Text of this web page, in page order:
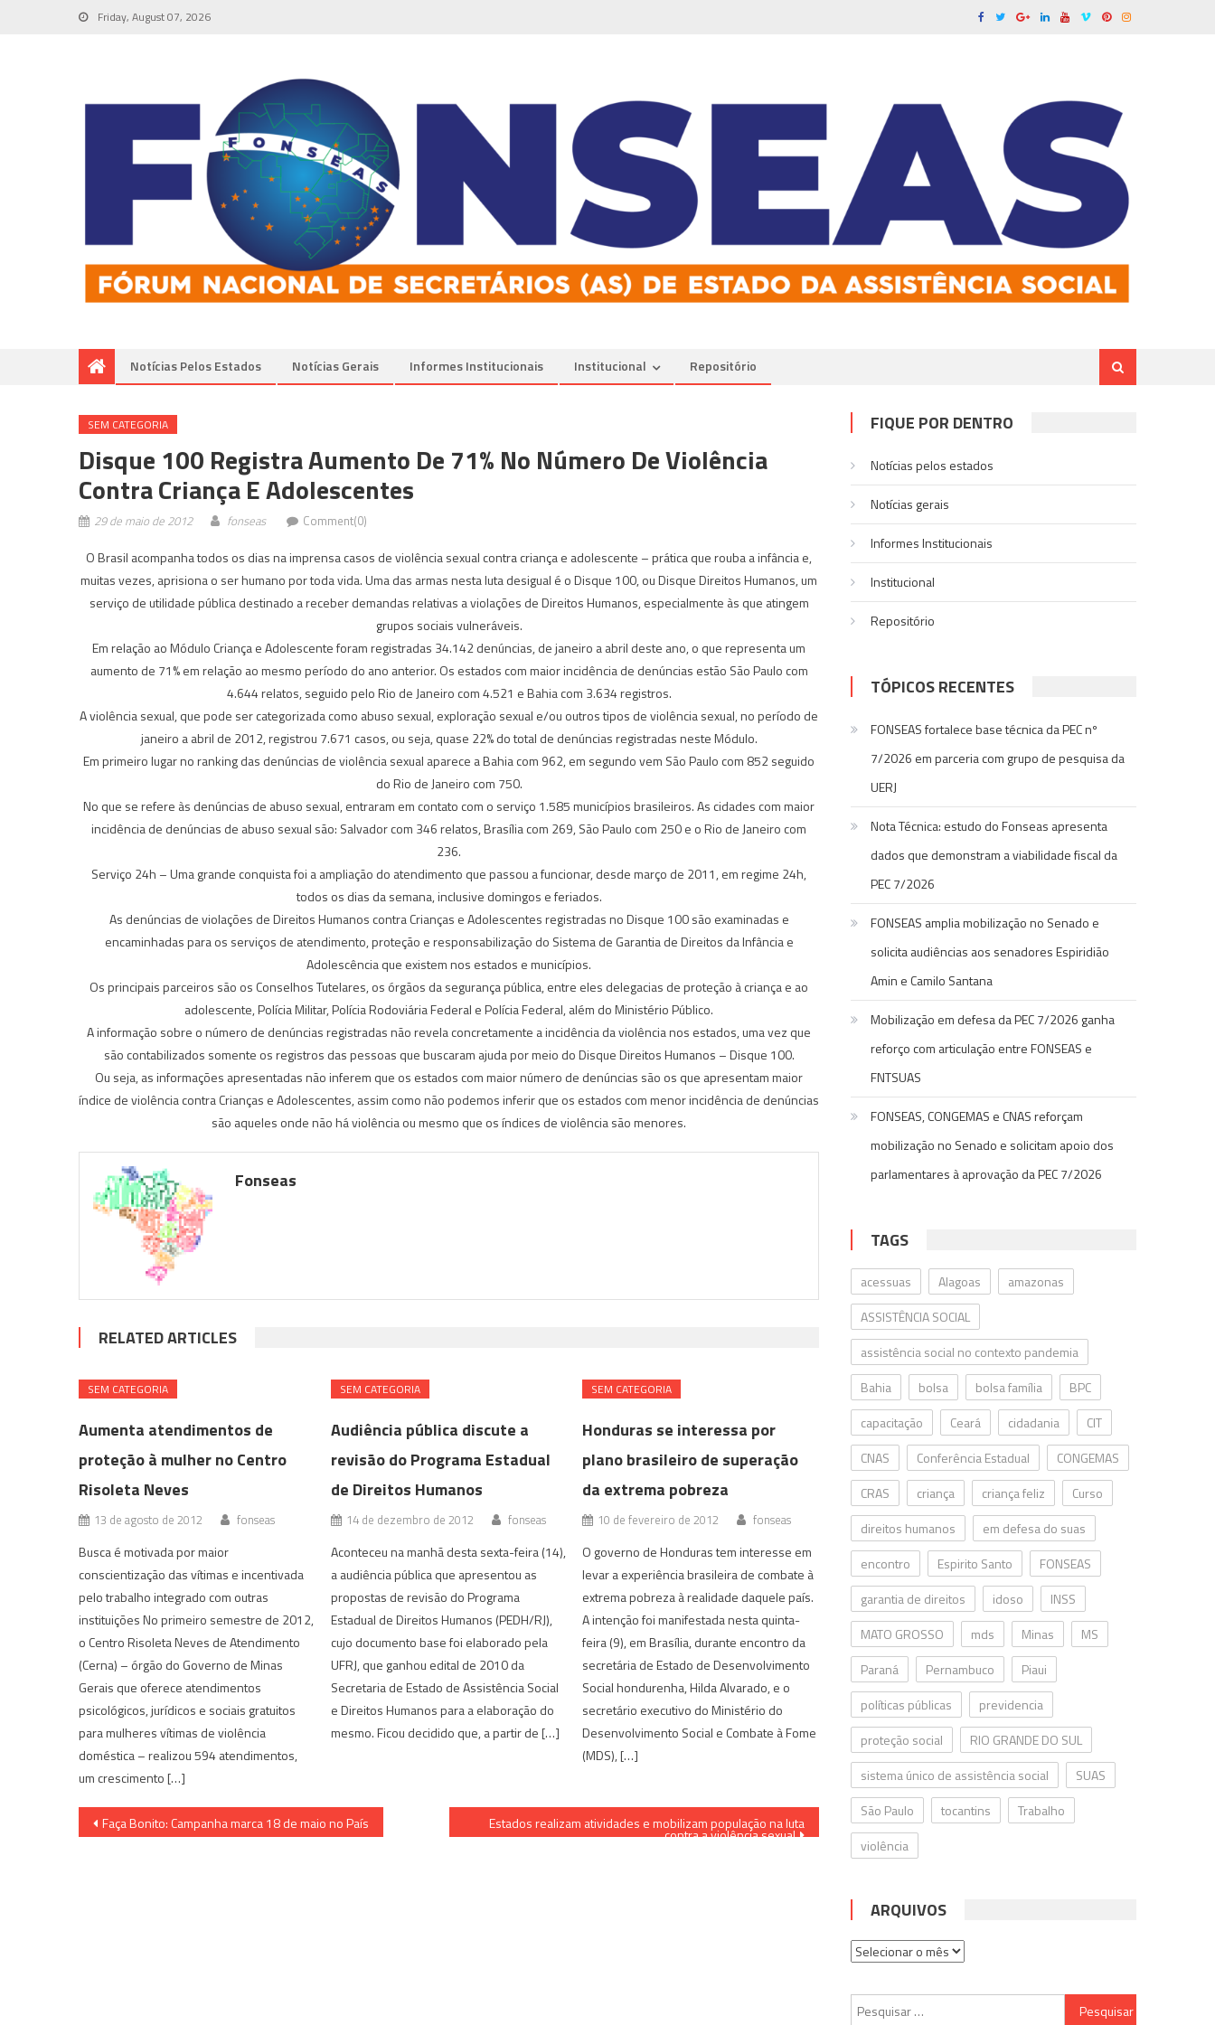
Friday, August 07, 2026
Notícias Pelos Estados Notí­cias Gerais Informes Institucionais Institucional Repositório
SEM CATEGORIA
Disque 100 Registra Aumento De 71% No Número De Violência
Contra Criança E Adolescentes
29 de maio de 2012 fonseas Comment(0)
O Brasil acompanha todos os dias na imprensa casos de violência sexual contra criança e adolescente – prática que rouba a infância e,
muitas vezes, aprisiona o ser humano por toda vida. Uma das armas nesta luta desigual é o Disque 100, ou Disque Direitos Humanos, um
serviço de utilidade pública destinado a receber demandas relativas a violações de Direitos Humanos, especialmente às que atingem
grupos sociais vulneráveis.
Em relação ao Módulo Criança e Adolescente foram registradas 34.142 denúncias, de janeiro a abril deste ano, o que representa um
aumento de 71% em relação ao mesmo período do ano anterior. Os estados com maior incidência de denúncias estão São Paulo com
4.644 relatos, seguido pelo Rio de Janeiro com 4.521 e Bahia com 3.634 registros.
A violência sexual, que pode ser categorizada como abuso sexual, exploração sexual e/ou outros tipos de violência sexual, no período de
janeiro a abril de 2012, registrou 7.671 casos, ou seja, quase 22% do total de denúncias registradas neste Módulo.
Em primeiro lugar no ranking das denúncias de violência sexual aparece a Bahia com 962, em segundo vem São Paulo com 852 seguido
do Rio de Janeiro com 750.
No que se refere às denúncias de abuso sexual, entraram em contato com o serviço 1.585 municípios brasileiros. As cidades com maior
incidência de denúncias de abuso sexual são: Salvador com 346 relatos, Brasília com 269, São Paulo com 250 e o Rio de Janeiro com
236.
Serviço 24h – Uma grande conquista foi a ampliação do atendimento que passou a funcionar, desde março de 2011, em regime 24h,
todos os dias da semana, inclusive domingos e feriados.
As denúncias de violações de Direitos Humanos contra Crianças e Adolescentes registradas no Disque 100 são examinadas e
encaminhadas para os serviços de atendimento, proteção e responsabilização do Sistema de Garantia de Direitos da Infância e
Adolescência que existem nos estados e municípios.
Os principais parceiros são os Conselhos Tutelares, os órgãos da segurança pública, entre eles delegacias de proteção à criança e ao
adolescente, Polícia Militar, Polícia Rodoviária Federal e Polícia Federal, além do Ministério Público.
A informação sobre o número de denúncias registradas não revela concretamente a incidência da violência nos estados, uma vez que
são contabilizados somente os registros das pessoas que buscaram ajuda por meio do Disque Direitos Humanos – Disque 100.
Ou seja, as informações apresentadas não inferem que os estados com maior número de denúncias são os que apresentam maior
índice de violência contra Crianças e Adolescentes, assim como não podemos inferir que os estados com menor incidência de denúncias
são aqueles onde não há violência ou mesmo que os índices de violência são menores.
Fonseas
RELATED ARTICLES
SEM CATEGORIA
Aumenta atendimentos de
proteção à mulher no Centro
Risoleta Neves
13 de agosto de 2012 fonseas
Busca é motivada por maior
conscientização das vítimas e incentivada
pelo trabalho integrado com outras
instituições No primeiro semestre de 2012,
o Centro Risoleta Neves de Atendimento
(Cerna) – órgão do Governo de Minas
Gerais que oferece atendimentos
psicológicos, jurídicos e sociais gratuitos
para mulheres vítimas de violência
doméstica – realizou 594 atendimentos,
um crescimento […]
SEM CATEGORIA
Audiência pública discute a
revisão do Programa Estadual
de Direitos Humanos
14 de dezembro de 2012 fonseas
Aconteceu na manhã desta sexta-feira (14),
a audiência pública que apresentou as
propostas de revisão do Programa
Estadual de Direitos Humanos (PEDH/RJ),
cujo documento base foi elaborado pela
UFRJ, que ganhou edital de 2010 da
Secretaria de Estado de Assistência Social
e Direitos Humanos para a elaboração do
mesmo. Ficou decidido que, a partir de […]
SEM CATEGORIA
Honduras se interessa por
plano brasileiro de superação
da extrema pobreza
10 de fevereiro de 2012 fonseas
O governo de Honduras tem interesse em
levar a experiência brasileira de combate à
extrema pobreza à realidade daquele país.
A intenção foi manifestada nesta quinta-
feira (9), em Brasília, durante encontro da
secretária de Estado de Desenvolvimento
Social hondurenha, Hilda Alvarado, e o
secretário executivo do Ministério do
Desenvolvimento Social e Combate à Fome
(MDS), […]
Navegação
Faça Bonito: Campanha marca 18 de maio no País Estados realizam atividades e mobilizam população na luta
contra a violência sexual
FIQUE POR DENTRO
Notícias pelos estados
Notí­cias gerais
Informes Institucionais
Institucional
Repositório
TÓPICOS RECENTES
FONSEAS fortalece base técnica da PEC nº
7/2026 em parceria com grupo de pesquisa da
UERJ
Nota Técnica: estudo do Fonseas apresenta
dados que demonstram a viabilidade fiscal da
PEC 7/2026
FONSEAS amplia mobilização no Senado e
solicita audiências aos senadores Espiridião
Amin e Camilo Santana
Mobilização em defesa da PEC 7/2026 ganha
reforço com articulação entre FONSEAS e
FNTSUAS
FONSEAS, CONGEMAS e CNAS reforçam
mobilização no Senado e solicitam apoio dos
parlamentares à aprovação da PEC 7/2026
TAGS
acessuas Alagoas
amazonas
ASSISTÊNCIA SOCIAL
assistência social no contexto pandemia
Bahia
bolsa bolsa família
BPC
capacitação
Ceará cidadania
CIT
CNAS
Conferência Estadual
CONGEMAS
CRAS
criança criança feliz
Curso
direitos humanos
em defesa do suas
encontro
Espirito Santo
FONSEAS
garantia de direitos
idoso
INSS
MATO GROSSO
mds Minas
MS
Paraná
Pernambuco
Piaui
políticas públicas
previdencia
proteção social
RIO GRANDE DO SUL
sistema único de assistência social
SUAS
São Paulo
tocantins
Trabalho
violência
ARQUIVOS
Arquivos
Pesquisar